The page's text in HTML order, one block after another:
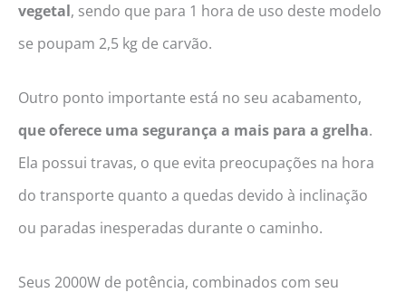
vegetal, sendo que para 1 hora de uso deste modelo
se poupam 2,5 kg de carvão.
Outro ponto importante está no seu acabamento,
que oferece uma segurança a mais para a grelha.
Ela possui travas, o que evita preocupações na hora
do transporte quanto a quedas devido à inclinação
ou paradas inesperadas durante o caminho.
Seus 2000W de potência, combinados com seu